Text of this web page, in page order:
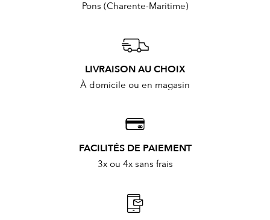
Pons (Charente-Maritime)
LIVRAISON AU CHOIX
À domicile ou en magasin
FACILITÉS DE PAIEMENT
3x ou 4x sans frais